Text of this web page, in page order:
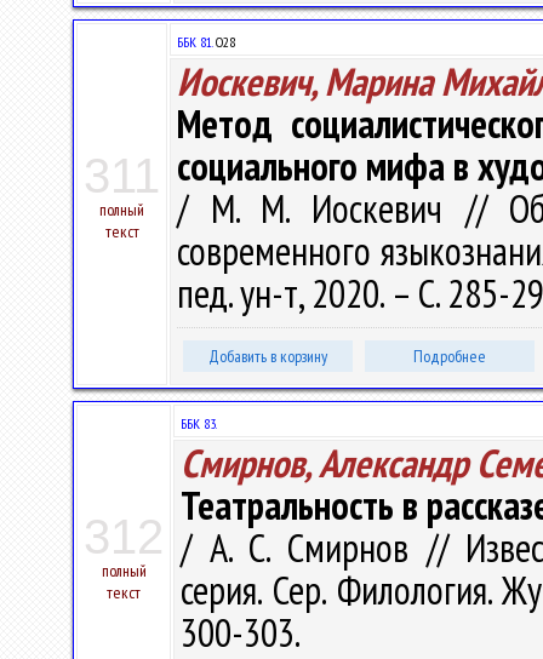
311
полный
текст
ББК 81.О28
Иоскевич, Марина
Метод
социального мифа в
/ М. М. Иоскевич //
современного
пед. ун-т, 2020. – С. 285-
Добавить в корзину Подробнее
312
полный
текст
ББК 83.
Смирнов, Александр
Театральность в
/ А. С. Смирнов //
серия. Сер. Филология.
300-303.